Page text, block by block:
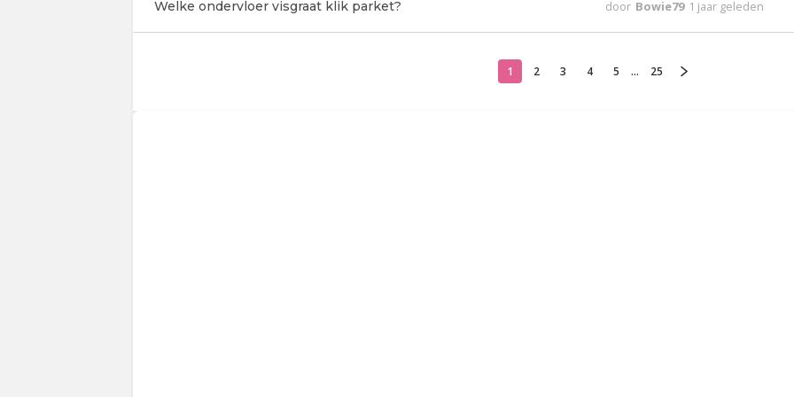
Welke ondervloer visgraat klik parket? door Bowie79 1 jaar geleden
1 2 3 4 5 ... 25